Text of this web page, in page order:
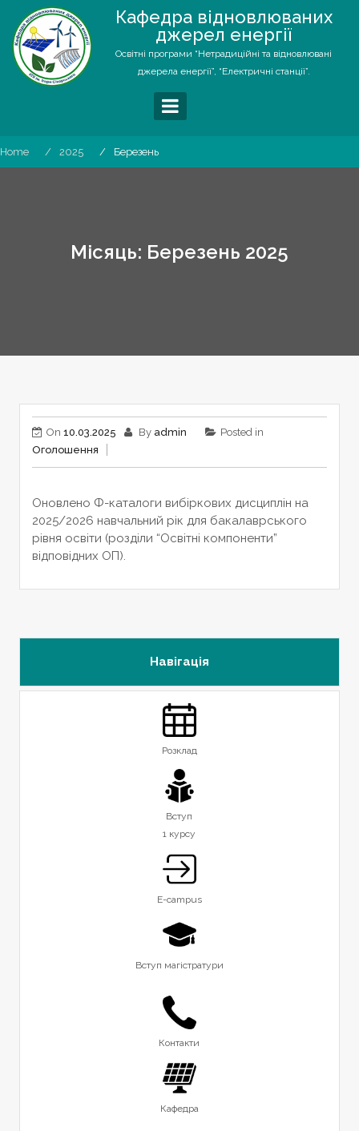
content
Кафедра відновлюваних
джерел енергії
Освітні програми “Нетрадиційні та відновлювані
джерела енергії”, “Електричні станції”.
Home 2025 Березень
Місяць: Березень 2025
On 10.03.2025 By admin
Posted in
Оголошення
Оновлено Ф-каталоги вибіркових дисциплін на
2025/2026 навчальний рік для бакалаврського
рівня освіти (розділи “Освітні компоненти”
відповідних ОП).
Навігація
Розклад
Вступ
1 курсу
E-campus
Вступ магістратури
Контакти
Кафедра